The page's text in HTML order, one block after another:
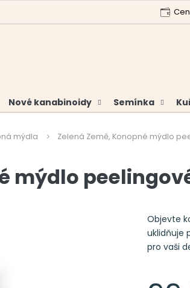
Nové kanabinoidy Semínka
mýdla Zelená Země, Konopné mýdlo
mýdlo
Objevte
uklidňuje
pro vaši